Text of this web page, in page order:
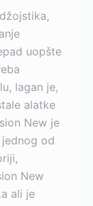
uopšte
lagan je,
alatke
New je
od
New
ali je